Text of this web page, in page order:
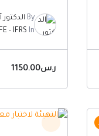
By
- IFRS In
ر.س1150.00